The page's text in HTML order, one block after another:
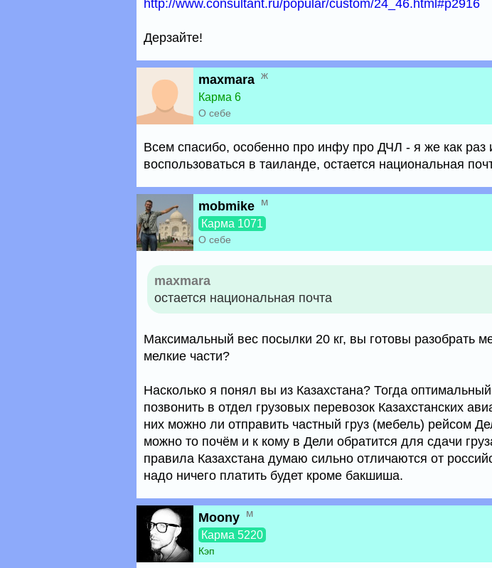
http://www.consultant.ru/popular/custom/24_46.html#p2916
Дерзайте!
maxmara ж
Карма 6
О себе
Всем спасибо, особенно про инфу про ДЧЛ - я же как раз
воспользоваться в таиланде, остается национальная
mobmike м
Карма 1071
О себе
maxmara
остается национальная почта
Максимальный вес посылки 20 кг, вы готовы разобрать
мелкие части?
Насколько я понял вы из Казахстана? Тогда
позвонить в отдел грузовых перевозок Казахстанских
них можно ли отправить частный груз (мебель) рейсом
можно то почём и к кому в Дели обратится для сдачи
правила Казахстана думаю сильно отличаются от
надо ничего платить будет кроме бакшиша.
Moony м
Карма 5220
Кэп